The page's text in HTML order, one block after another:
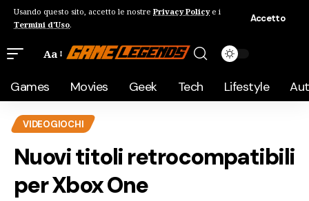
Usando questo sito, accetto le nostre Privacy Policye i
Termini d'Uso.
Accetto
Aa
Games Movies Geek Tech Lifestyle
VIDEOGIOCHI
Nuovi titoli retrocompatibili
per Xbox One